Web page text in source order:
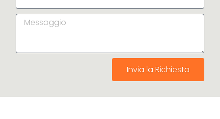
Invia la Richiesta